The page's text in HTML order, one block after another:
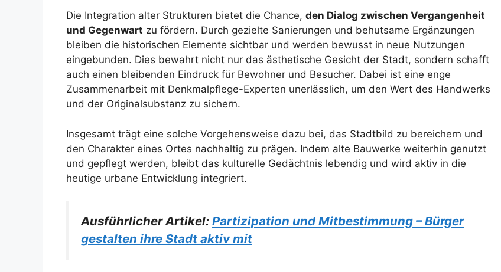
Die Integration alter Strukturen bietet die Chance, den Dialog zwischen Vergangenheit
und Gegenwart zu fördern. Durch gezielte Sanierungen und behutsame Ergänzungen
bleiben die historischen Elemente sichtbar und werden bewusst in neue Nutzungen
eingebunden. Dies bewahrt nicht nur das ästhetische Gesicht der Stadt, sondern schafft
auch einen bleibenden Eindruck für Bewohner und Besucher. Dabei ist eine enge
Zusammenarbeit mit Denkmalpflege-Experten unerlässlich, um den Wert des Handwerks
und der Originalsubstanz zu sichern.
Insgesamt trägt eine solche Vorgehensweise dazu bei, das Stadtbild zu bereichern und
den Charakter eines Ortes nachhaltig zu prägen. Indem alte Bauwerke weiterhin genutzt
und gepflegt werden, bleibt das kulturelle Gedächtnis lebendig und wird aktiv in die
heutige urbane Entwicklung integriert.
Ausführlicher Artikel: Partizipation und Mitbestimmung – Bürger
gestalten ihre Stadt aktiv mit